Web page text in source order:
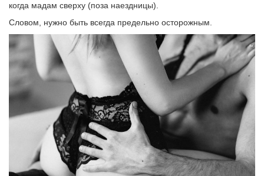
когда мадам сверху (поза наездницы).
Словом, нужно быть всегда предельно осторожным.